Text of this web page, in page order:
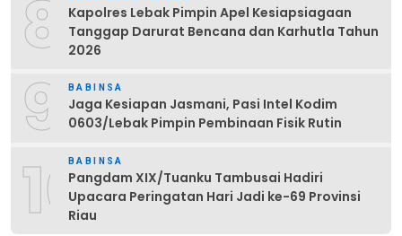
8
Kapolres Lebak Pimpin Apel Kesiapsiagaan
Tanggap Darurat Bencana dan Karhutla Tahun
2026
9 BABINSA
Jaga Kesiapan Jasmani, Pasi Intel Kodim
0603/Lebak Pimpin Pembinaan Fisik Rutin
10BABINSA
Pangdam XIX/Tuanku Tambusai Hadiri
Upacara Peringatan Hari Jadi ke-69 Provinsi
Riau